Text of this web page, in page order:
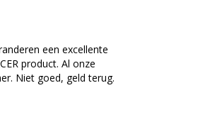
een excellente
product. Al onze
Niet goed, geld terug.